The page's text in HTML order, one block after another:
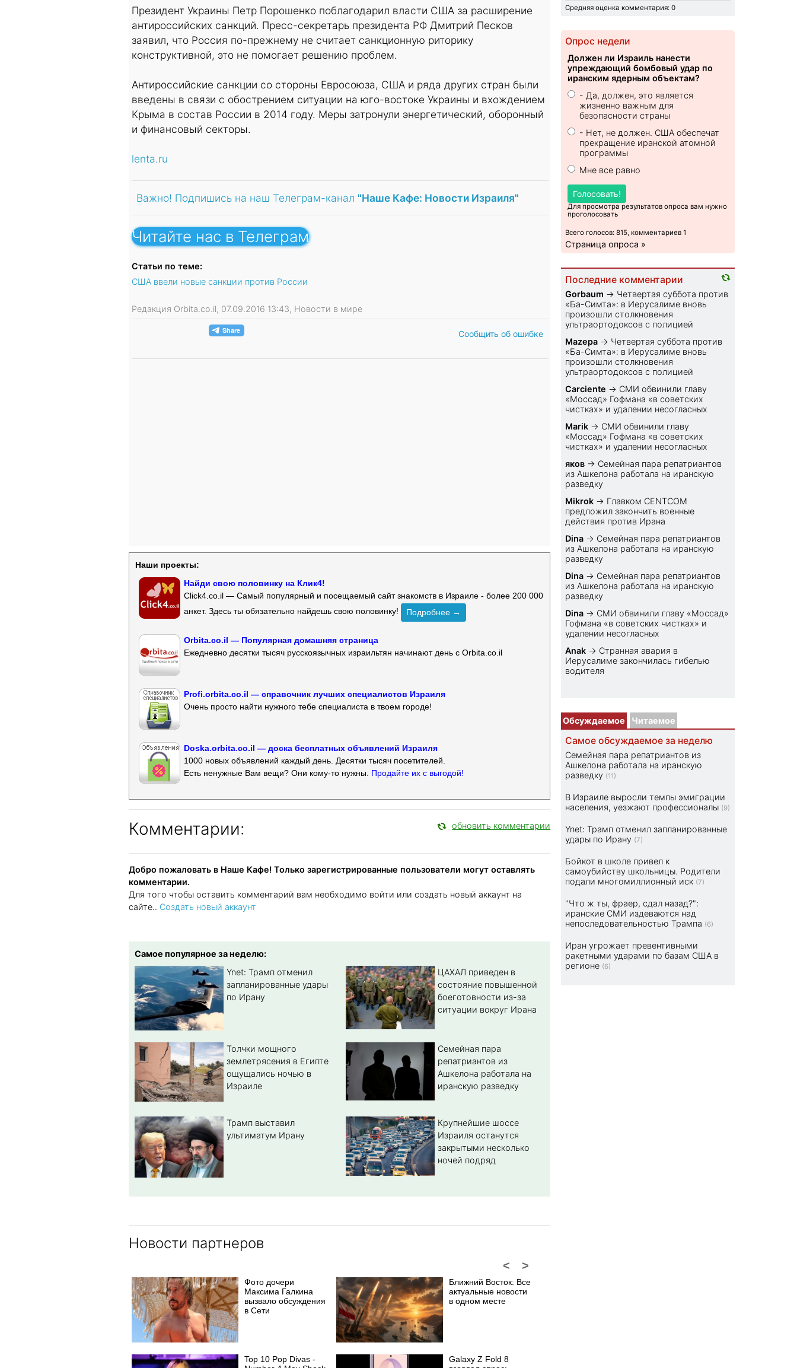
Президент Украины Петр Порошенко поблагодарил власти США за расширение
антироссийских санкций. Пресс-секретарь президента РФ Дмитрий Песков
заявил, что Россия по-прежнему не считает санкционную риторику
конструктивной, это не помогает решению проблем.
Антироссийские санкции со стороны Евросоюза, США и ряда других стран были
введены в связи с обострением ситуации на юго-востоке Украины и вхождением
Крыма в состав России в 2014 году. Меры затронули энергетический, оборонный
и финансовый секторы.
lenta.ru
Важно! Подпишись на наш Телеграм-канал "Наше Кафе: Новости Израиля"
Читайте нас в Телеграм
Статьи по теме:
США ввели новые санкции против России
Редакция Orbita.co.il, 07.09.2016 13:43, Новости в мире
Сообщить об ошибке
Наши проекты:
Найди свою половинку на Клик4!
Click4.co.il — Самый популярный и посещаемый сайт знакомств в Израиле - более 200 000
анкет. Здесь ты обязательно найдешь свою половинку!
Подробнее →
Orbita.co.il — Популярная домашняя страница
Ежедневно десятки тысяч русскоязычных израильтян начинают день с Orbita.co.il
Profi.orbita.co.il — справочник лучших специалистов Израиля
Очень просто найти нужного тебе специалиста в твоем городе!
Doska.orbita.co.il — доска бесплатных объявлений Израиля
1000 новых объявлений каждый день. Десятки тысяч посетителей.
Есть ненужные Вам вещи? Они кому-то нужны. Продайте их с выгодой!
Комментарии: обновить комментарии
Добро пожаловать в Наше Кафе! Только зарегистрированные пользователи могут оставлять
комментарии.
Для того чтобы оставить комментарий вам необходимо войти или создать новый аккаунт на
сайте.. Создать новый аккаунт
Самое популярное за неделю:
Ynet: Трамп отменил
запланированные удары
по Ирану
ЦАХАЛ приведен в
состояние повышенной
боеготовности из-за
ситуации вокруг Ирана
Толчки мощного
землетрясения в Египте
ощущались ночью в
Израиле
Семейная пара
репатриантов из
Ашкелона работала на
иранскую разведку
Трамп выставил
ультиматум Ирану
Крупнейшие шоссе
Израиля останутся
закрытыми несколько
ночей подряд
Новости партнеров
>
<
Фото дочери
Максима Галкина
вызвало обсуждения
в Сети
Ближний Восток: Все
актуальные новости
в одном месте
Top 10 Pop Divas -
Galaxy Z Fold 8
Средняя оценка комментария: 0
Опрос недели
Должен ли Израиль нанести
упреждающий бомбовый удар по
иранским ядерным объектам?
- Да, должен, это является
жизненно важным для
безопасности страны
- Нет, не должен. США обеспечат
прекращение иранской атомной
программы
Мне все равно
Голосовать!
Для просмотра результатов опроса вам нужно
проголосовать
Всего голосов: 815, комментариев 1
Страница опроса »
Последние комментарии
Gorbaum → Четвертая суббота против
«Ба-Симта»: в Иерусалиме вновь
произошли столкновения
ультраортодоксов с полицией
Mazepa → Четвертая суббота против
«Ба-Симта»: в Иерусалиме вновь
произошли столкновения
ультраортодоксов с полицией
Carciente → СМИ обвинили главу
«Моссад» Гофмана «в советских
чистках» и удалении несогласных
Marik → СМИ обвинили главу
«Моссад» Гофмана «в советских
чистках» и удалении несогласных
яков → Семейная пара репатриантов
из Ашкелона работала на иранскую
разведку
Mikrok → Главком CENTCOM
предложил закончить военные
действия против Ирана
Dina → Семейная пара репатриантов
из Ашкелона работала на иранскую
разведку
Dina → Семейная пара репатриантов
из Ашкелона работала на иранскую
разведку
Dina → СМИ обвинили главу «Моссад»
Гофмана «в советских чистках» и
удалении несогласных
Anak → Странная авария в
Иерусалиме закончилась гибелью
водителя
Обсуждаемое Читаемое
Самое обсуждаемое за неделю
Семейная пара репатриантов из
Ашкелона работала на иранскую
разведку (11)
В Израиле выросли темпы эмиграции
населения, уезжают профессионалы (9)
Ynet: Трамп отменил запланированные
удары по Ирану (7)
Бойкот в школе привел к
самоубийству школьницы. Родители
подали многомиллионный иск (7)
"Что ж ты, фраер, сдал назад?":
иранские СМИ издеваются над
непоследовательностью Трампа (6)
Иран угрожает превентивными
ракетными ударами по базам США в
регионе (6)